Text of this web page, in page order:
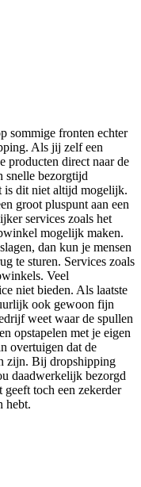
sommige fronten echter
Als jij zelf een
producten direct naar de
snelle bezorgtijd
is dit niet altijd mogelijk.
groot pluspunt aan een
services zoals het
mogelijk maken.
dan kun je mensen
te sturen. Services zoals
Veel
niet bieden. Als laatste
ook gewoon fijn
weet waar de spullen
opstapelen met je eigen
overtuigen dat de
zijn. Bij dropshipping
daadwerkelijk bezorgd
toch een zekerder
hebt.